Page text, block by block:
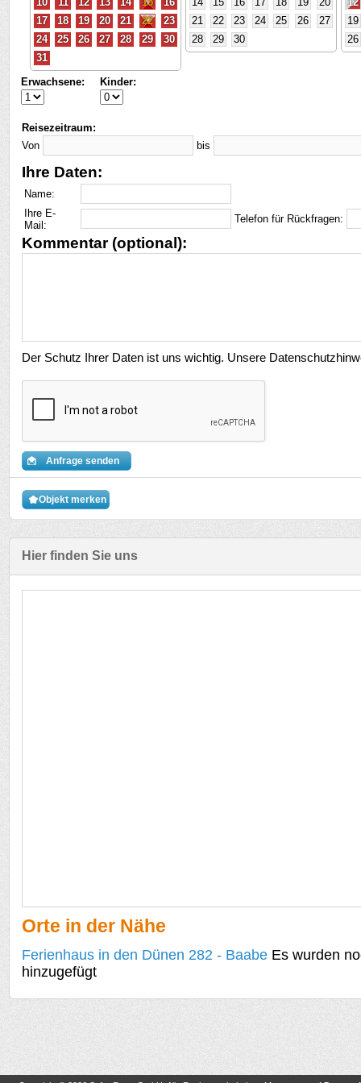
17
18 19 20 21 22
23
24
25 26 27 28 29
30
31
21
22 23 24 25 26
27
28
29 30
19
26
Erwachsene: Kinder:
Reisezeitraum:
Von
bis
Ihre Daten:
Name:
Ihre E-
Mail:
Telefon für Rückfragen:
Kommentar (optional):
Der Schutz Ihrer Daten ist uns wichtig. Unsere
Anfrage senden
Objekt merken
Hier finden Sie uns
Orte in der Nähe
Ferienhaus in den Dünen 282 - Baabe Es wurden
hinzugefügt